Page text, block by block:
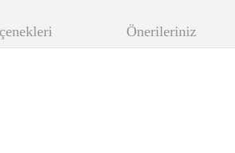
Önerileriniz